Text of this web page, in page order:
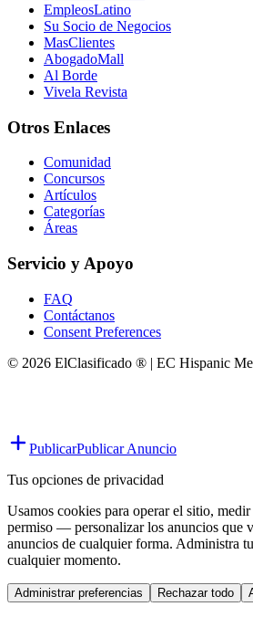
EmpleosLatino
Su Socio de Negocios
MasClientes
AbogadoMall
Al Borde
Vivela Revista
Otros Enlaces
Comunidad
Concursos
Artículos
Categorías
Áreas
Servicio y Apoyo
FAQ
Contáctanos
Consent Preferences
© 2026 ElClasificado ® | EC Hispanic
PublicarPublicar Anuncio
Tus opciones de privacidad
Usamos cookies para operar el sitio,
permiso — personalizar los anuncios que
anuncios de cualquier forma. Administra
cualquier momento.
Administrar preferencias Rechazar todo